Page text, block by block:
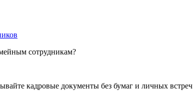
сотрудникам?
кадровые документы без бумаг и личных встреч